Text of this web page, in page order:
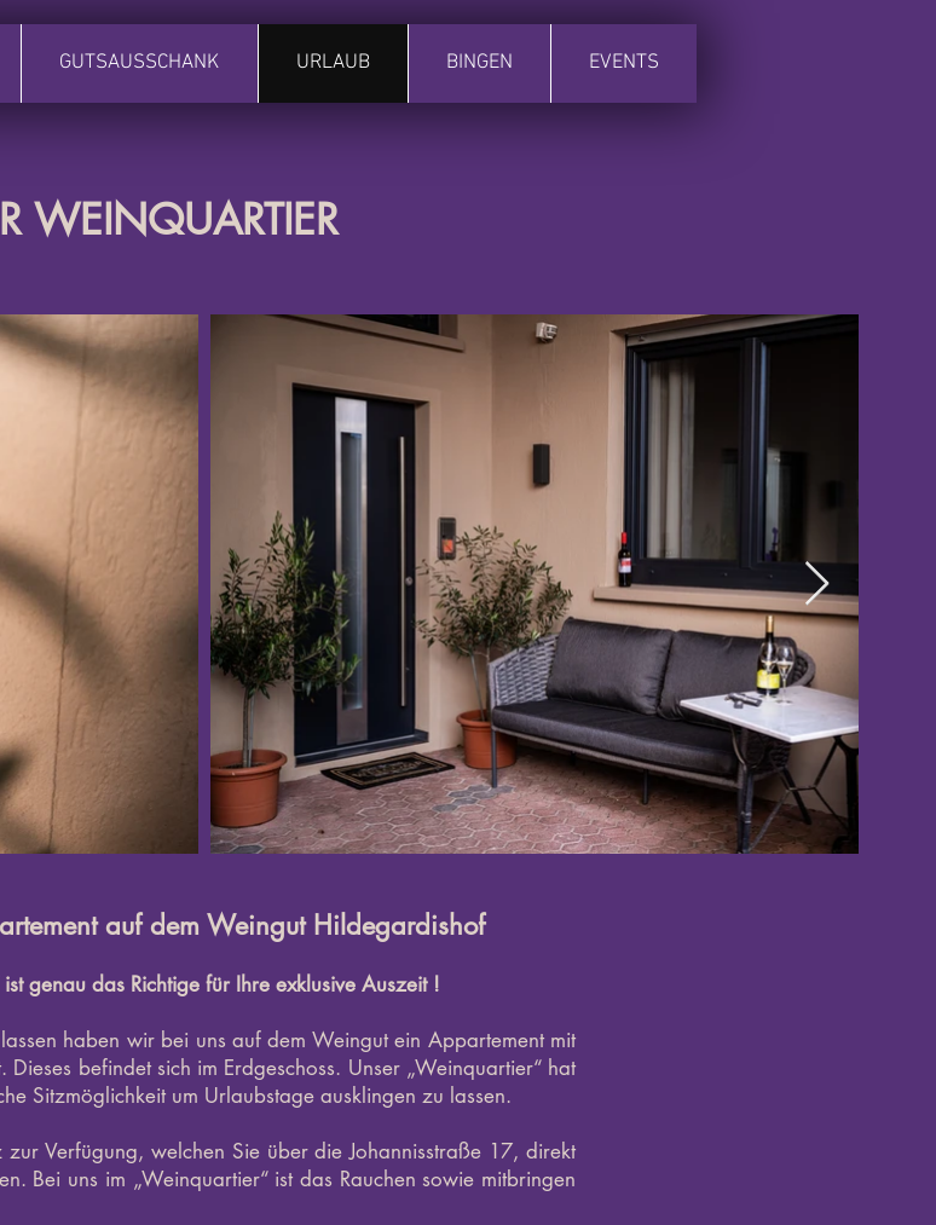
GUTSAUSSCHANK URLAUB BINGEN EVENTS
WEINQUARTIER
auf dem Weingut Hildegardishof
genau das Richtige für Ihre exklusive Auszeit !
haben wir bei uns auf dem Weingut ein Appartement mit
befindet sich im Erdgeschoss. Unser „Weinquartier“ hat
Sitzmöglichkeit um Urlaubstage ausklingen zu lassen.
zur Verfügung, welchen Sie über die Johannisstraße 17, direkt
Bei uns im „Weinquartier“ ist das Rauchen sowie mitbringen